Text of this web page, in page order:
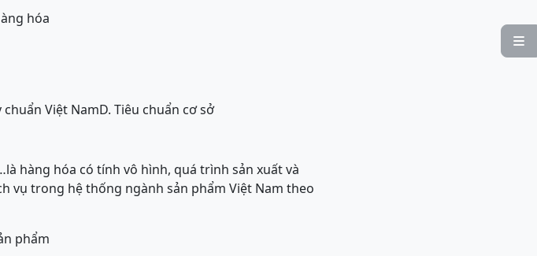

hóa
chuẩn Việt NamD. Tiêu chuẩn cơ sở
hàng hóa có tính vô hình, quá trình sản xuất và
vụ trong hệ thống ngành sản phẩm Việt Nam theo
phẩm